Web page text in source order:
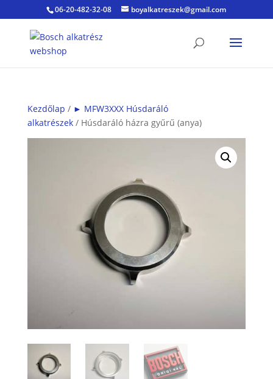
06-20-482-32-08 boyalkatreszek@gmail.com
Kezdőlap / ► MFW3XXX Húsdaráló
alkatrészek/ Húsdaráló házra gyűrű (anya)